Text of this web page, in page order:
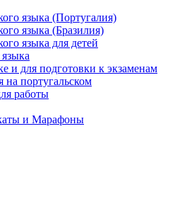
языка (Португалия)
языка (Бразилия)
языка для детей
и для подготовки к экзаменам
на португальском
работы
и Марафоны